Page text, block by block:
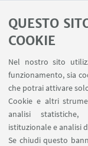
QUESTO
COOKIE
Nel nostro sito
funzionamento, sia
che potrai attivare
Cookie e altri
analisi statistiche,
istituzionale e analisi
Se chiudi questo